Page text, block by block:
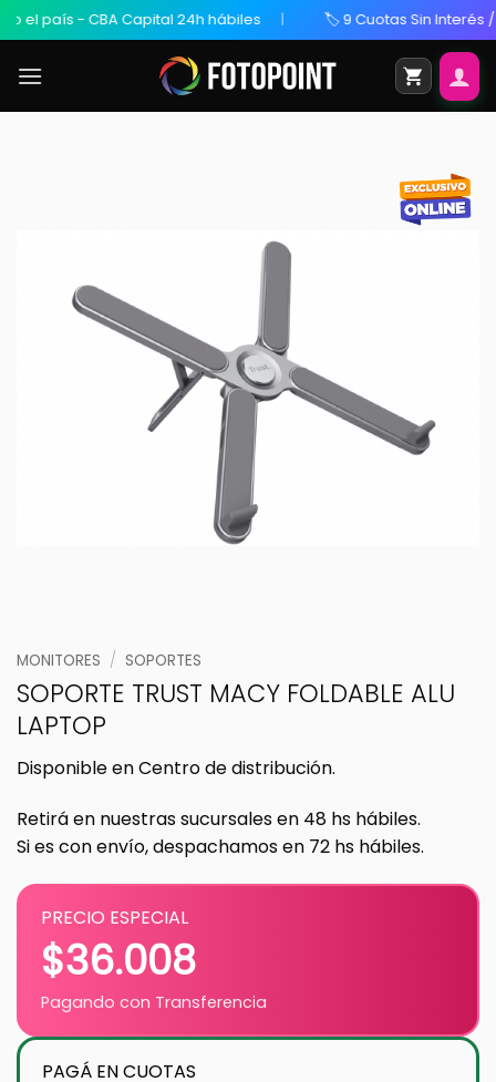
país - CBA Capital 24h hábiles 🏷️ 9 Cuotas Sin Interés /
MONITORES / SOPORTES
SOPORTE TRUST MACY FOLDABLE ALU
LAPTOP
Disponible en Centro de distribución.
Retirá en nuestras sucursales en 48 hs hábiles.
Si es con envío, despachamos en 72 hs hábiles.
PRECIO ESPECIAL
$36.008
Pagando con Transferencia
PAGÁ EN CUOTAS